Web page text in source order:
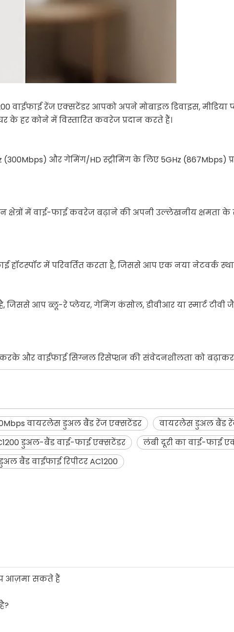
वाईफाई रेंज एक्सटेंडर आपको अपने मोबाइल डिवाइस,
हर कोने में विस्तारित कवरेज प्रदान करते हैं।
और गेमिंग/HD स्ट्रीमिंग के लिए 5GHz (867Mbps)
क्षेत्रों में वाई-फाई कवरेज बढ़ाने की अपनी उल्लेखनीय क्षमता
हॉटस्पॉट में परिवर्तित करता है, जिससे आप एक नया नेटवर्क
जिससे आप ब्लू-रे प्लेयर, गेमिंग कंसोल, डीवीआर या स्मार्ट टीवी
और वाईफाई सिग्नल रिसेप्शन की संवेदनशीलता को
वायरलेस डुअल बैंड रेंज एक्सटेंडर
वायरलेस डुअल बैंड
डुअल-बैंड वाई-फाई एक्सटेंडर लंबी दूरी का वाई-फाई
बैंड वाईफाई रिपीटर AC1200
आज़मा सकते हैं